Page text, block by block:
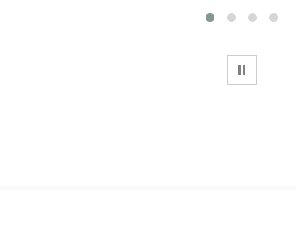
WSTRZYMAJ